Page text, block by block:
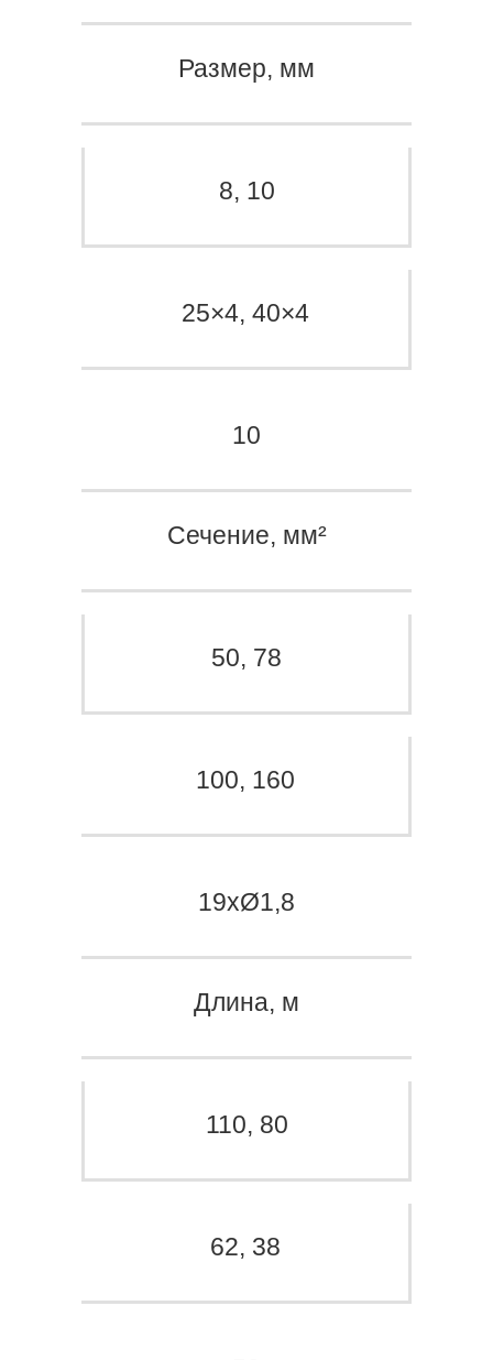
Размер, мм
8, 10
25×4, 40×4
10
Сечение, мм²
50, 78
100, 160
19хØ1,8
Длина, м
110, 80
62, 38